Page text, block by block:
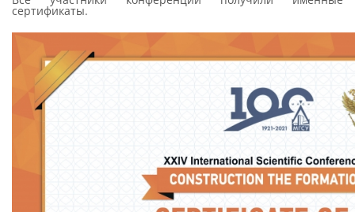
сертификаты.